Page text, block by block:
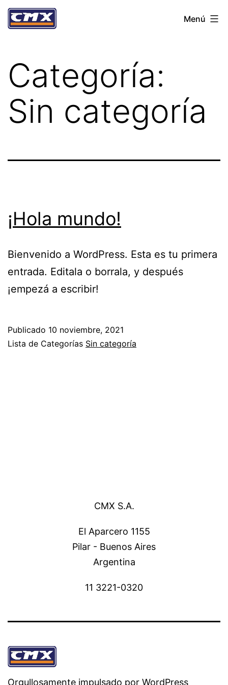
Menú
Categoría:
Sin categoría
¡Hola mundo!
Bienvenido a WordPress. Esta es tu primera
entrada. Editala o borrala, y después
¡empezá a escribir!
Publicado 10 noviembre, 2021
Lista de Categorías Sin categoría
CMX S.A.
El Aparcero 1155
Pilar - Buenos Aires
Argentina
11 3221-0320
Orgullosamente impulsado por WordPress